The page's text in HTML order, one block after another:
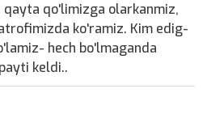
qo'limizga olarkanmiz,
ko'ramiz. Kim edig-
hech bo'lmaganda
keldi..